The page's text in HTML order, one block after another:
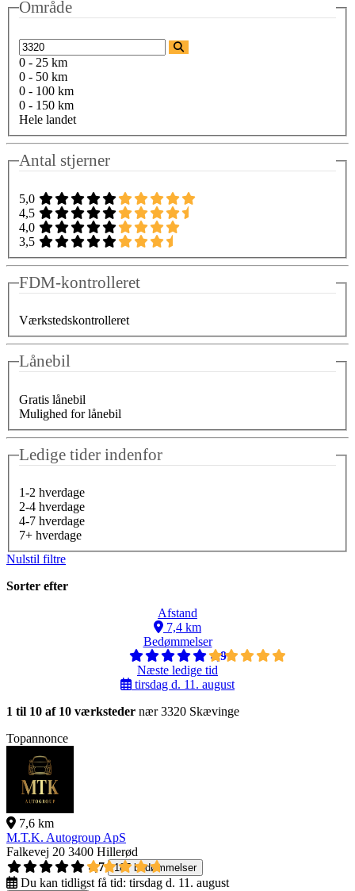
Område
0 - 25 km
0 - 50 km
0 - 100 km
0 - 150 km
Hele landet
Antal stjerner
5,0
4,5
4,0
3,5
FDM-kontrolleret
Værkstedskontrolleret
Lånebil
Gratis lånebil
Mulighed for lånebil
Ledige tider indenfor
1-2 hverdage
2-4 hverdage
4-7 hverdage
7+ hverdage
Nulstil filtre
Sorter efter
Afstand
7,4 km
Bedømmelser
4,9
Næste ledige tid
tirsdag d. 11. august
1 til 10 af 10 værksteder nær 3320 Skævinge
Topannonce
7,6 km
M.T.K. Autogroup ApS
Falkevej 20 3400 Hillerød
4,7
187 bedømmelser
Du kan tidligst få tid: tirsdag d. 11. august